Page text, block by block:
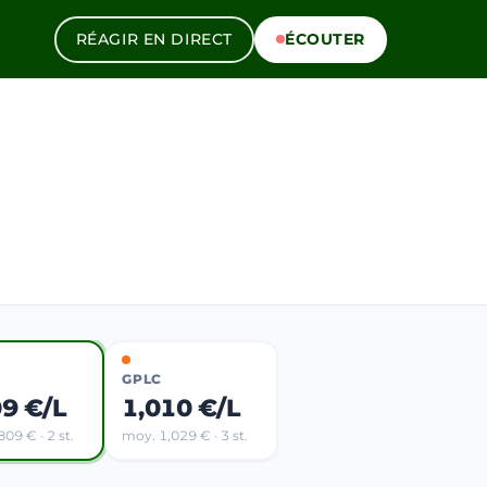
RÉAGIR EN DIRECT ÉCOUTER
€/L
€ · 2 st.
GPLC
1,010 €/L
moy. 1,029 € · 3 st.